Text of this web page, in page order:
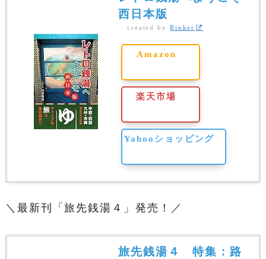
西日本版
created by Rinker
Amazon
楽天市場
Yahooショッピング
＼最新刊「旅先銭湯４」発売！／
旅先銭湯４ 特集：路